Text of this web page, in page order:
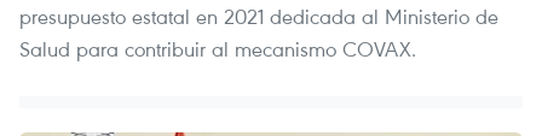
presupuesto estatal en 2021 dedicada al Ministerio de
Salud para contribuir al mecanismo COVAX.